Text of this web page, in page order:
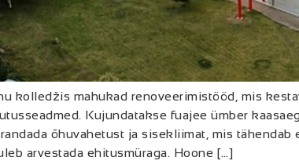
kolledžis mahukad renoveerimistööd, mis
Kujundatakse fuajee ümber
õhuvahetust ja sisekliimat, mis
arvestada ehitusmüraga. Hoone […]